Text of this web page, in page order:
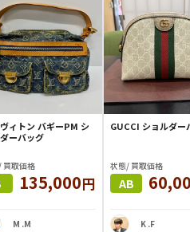
ィトン バギーPM シ
ーバッグ
買取価格
135,000円
M .M
GUCCI ショルダー
状態/ 買取価格
AB
K .F